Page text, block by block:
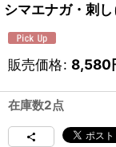
シマエナガ・刺し
販売価格: 8,580
在庫数2点